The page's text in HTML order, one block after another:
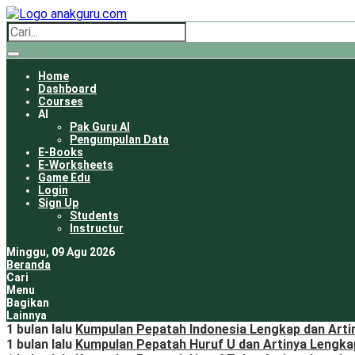
Home
Dashboard
Courses
AI
Pak Guru AI
Pengumpulan Data
E-Books
E-Worksheets
Game Edu
Login
Sign Up
Students
Instructur
Minggu, 09 Agu 2026
Beranda
Cari
Menu
Bagikan
Lainnya
1 bulan lalu Kumpulan Pepatah Indonesia Lengkap dan
1 bulan lalu Kumpulan Pepatah Huruf U dan Artinya